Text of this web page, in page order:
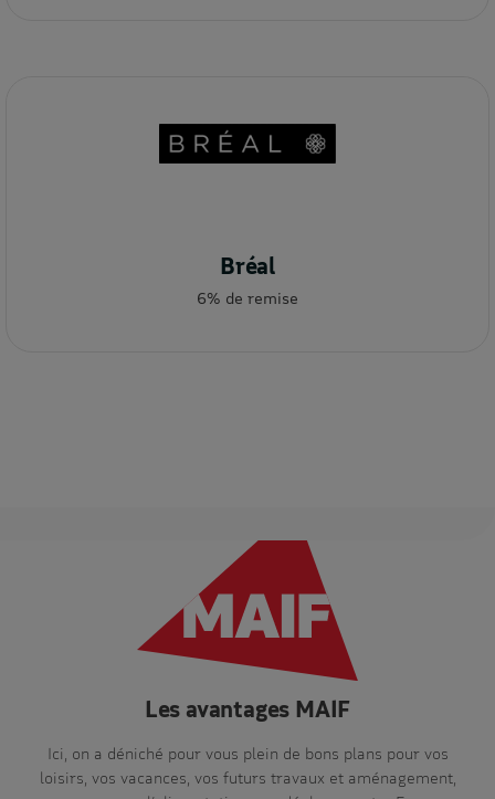
Bréal
6% de remise
Les avantages MAIF
Ici, on a déniché pour vous plein de bons plans pour vos
loisirs, vos vacances, vos futurs travaux et aménagement,